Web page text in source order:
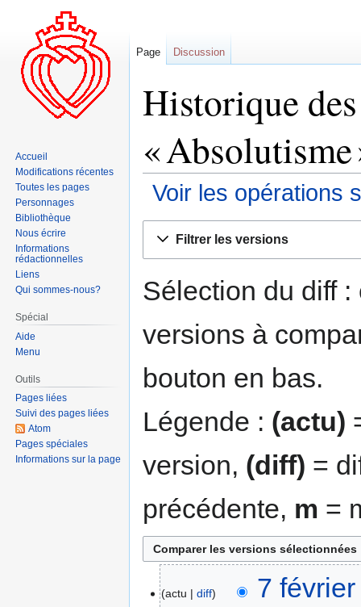
Historique
« Absolutisme
Voir les opérations
navigation
recherche
Filtrer les versions
Sélection du diff
versions à
bouton en bas.
Légende : (actu)
version, (diff) =
précédente, m =
actu diff
7
Page Discussion
Accueil
Modifications récentes
Toutes les pages
Personnages
Bibliothèque
Nous écrire
Informations
rédactionnelles
Liens
Qui sommes-nous?
Spécial
Aide
Menu
Outils
Pages liées
Suivi des pages liées
Atom
Pages spéciales
Informations sur la page